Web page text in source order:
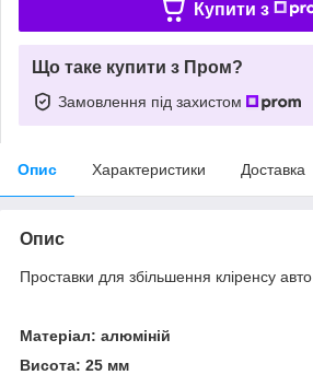
Купити з
Що таке купити з Пром?
Замовлення під захистом
Опис Характеристики Доставка
Опис
Проставки для збільшення кліренсу авто
Матеріал: алюміній
Висота: 25 мм